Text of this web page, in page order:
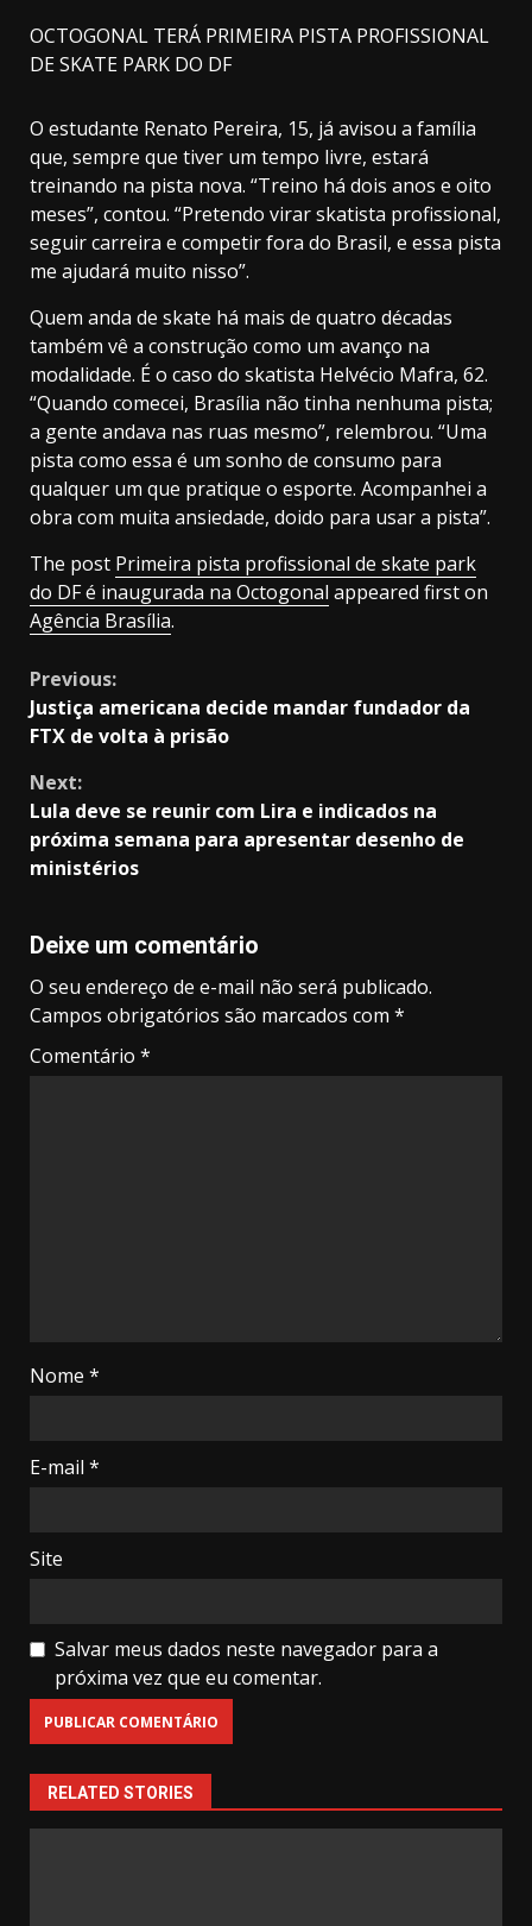
OCTOGONAL TERÁ PRIMEIRA PISTA PROFISSIONAL
DE SKATE PARK DO DF
O estudante Renato Pereira, 15, já avisou a família
que, sempre que tiver um tempo livre, estará
treinando na pista nova. “Treino há dois anos e oito
meses”, contou. “Pretendo virar skatista profissional,
seguir carreira e competir fora do Brasil, e essa pista
me ajudará muito nisso”.
Quem anda de skate há mais de quatro décadas
também vê a construção como um avanço na
modalidade. É o caso do skatista Helvécio Mafra, 62.
“Quando comecei, Brasília não tinha nenhuma pista;
a gente andava nas ruas mesmo”, relembrou. “Uma
pista como essa é um sonho de consumo para
qualquer um que pratique o esporte. Acompanhei a
obra com muita ansiedade, doido para usar a pista”.
The post Primeira pista profissional de skate park
do DF é inaugurada na Octogonal appeared first on
Agência Brasília.
Continue
Reading
Previous:
Justiça americana decide mandar fundador da
FTX de volta à prisão
Next:
Lula deve se reunir com Lira e indicados na
próxima semana para apresentar desenho de
ministérios
Deixe um comentário
O seu endereço de e-mail não será publicado.
Campos obrigatórios são marcados com *
Comentário *
Nome *
E-mail *
Site
Salvar meus dados neste navegador para a
próxima vez que eu comentar.
RELATED STORIES